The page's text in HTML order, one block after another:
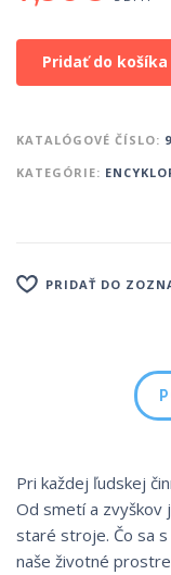
Pridať do košíka
KATALÓGOVÉ ČÍSLO:
KATEGÓRIE:
PRIDAŤ DO
Pri každej ľudskej
Od smetí a zvyškov
staré stroje. Čo sa
naše životné